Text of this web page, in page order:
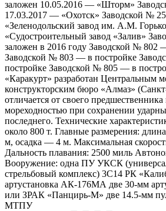
заложен 10.05.2016 — «Шторм»
17.03.2017 — «Охотск» Заводской №
«Зеленодольский завод им. А.М.
«Судостроительный завод «Залив»
заложен в 2016 году Заводской № 802
Заводской № 803 — в постройке
постройке Заводской № 805 — в
«Каракурт» разработан Центральным
конструкторским бюро «Алмаз»
отличается от своего
мореходностью при сохранении
последнего. Технические
около 800 т. Главные размерения:
м, осадка — 4 м. Максимальная
Дальность плавания: 2500 миль
Вооружение: одна ПУ УКСК
стрельбовый комплекс) 3С14 РК
артустановка АК-176МА две 30-мм
или ЗРАК «Панцирь-М» две 14.5-мм
МТПУ